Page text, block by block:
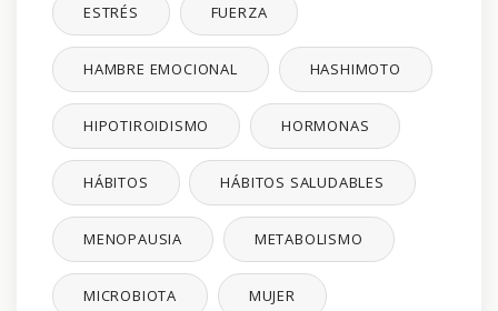
ESTRÉS FUERZA
HAMBRE EMOCIONAL HASHIMOTO
HIPOTIROIDISMO HORMONAS
HÁBITOS HÁBITOS SALUDABLES
MENOPAUSIA METABOLISMO
MICROBIOTA MUJER